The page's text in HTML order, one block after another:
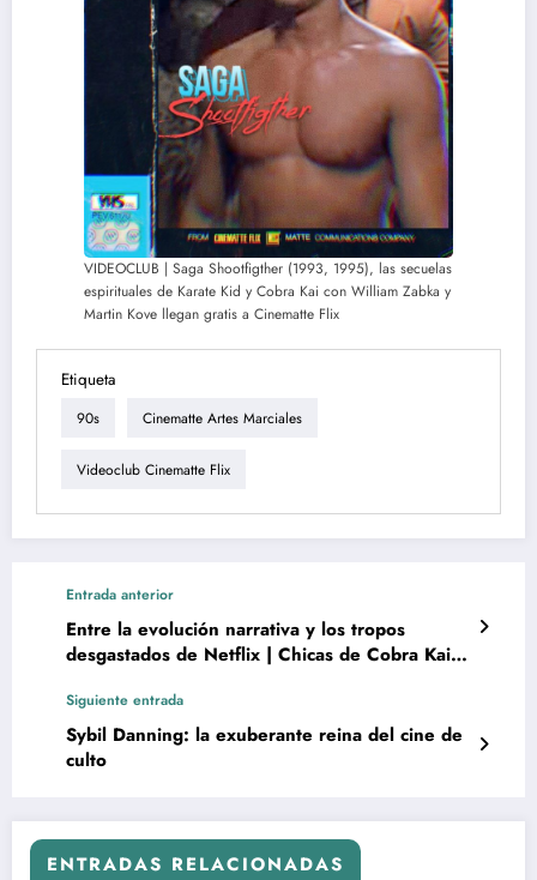
VIDEOCLUB | Saga Shootfigther (1993, 1995), las secuelas
espirituales de Karate Kid y Cobra Kai con William Zabka y
Martin Kove llegan gratis a Cinematte Flix
Etiqueta
90s Cinematte Artes Marciales
Videoclub Cinematte Flix
Entrada anterior
Entre la evolución narrativa y los tropos
desgastados de Netflix | Chicas de Cobra Kai al
Henggeler (Amanda), Mary Mouser (Sam) y
Hilary Swank (Julie)
Siguiente entrada
Sybil Danning: la exuberante reina del cine de
culto
ENTRADAS RELACIONADAS